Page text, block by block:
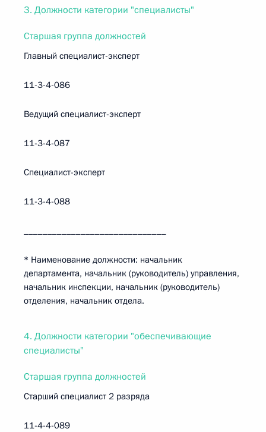
3. Должности категории "специалисты"
Старшая группа должностей
Главный специалист-эксперт
11-3-4-086
Ведущий специалист-эксперт
11-3-4-087
Специалист-эксперт
11-3-4-088
* Наименование должности: начальник
департамента, начальник (руководитель) управления,
начальник инспекции, начальник (руководитель)
отделения, начальник отдела.
4. Должности категории "обеспечивающие
специалисты"
Старшая группа должностей
Старший специалист 2 разряда
11-4-4-089